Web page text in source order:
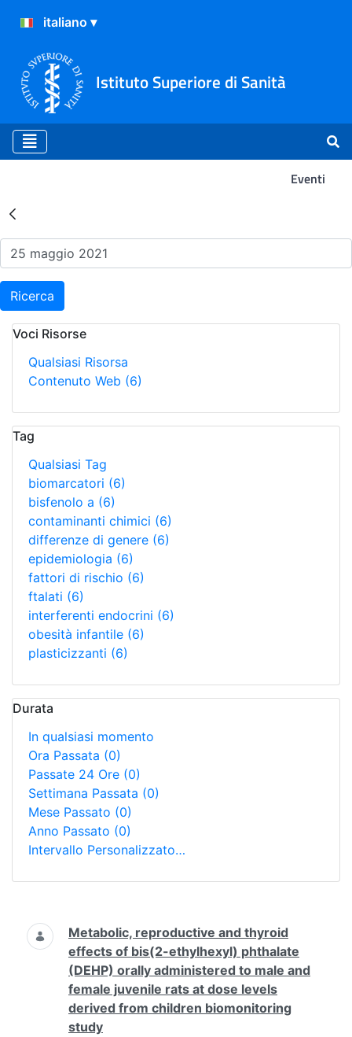
Istituto Superiore di Sanità
Eventi
Risultati della Ricerca -
Ricerca
Voci Risorse
Qualsiasi Risorsa
Contenuto Web (6)
Tag
Qualsiasi Tag
biomarcatori (6)
bisfenolo a (6)
contaminanti chimici (6)
differenze di genere (6)
epidemiologia (6)
fattori di rischio (6)
ftalati (6)
interferenti endocrini (6)
obesità infantile (6)
plasticizzanti (6)
Durata
In qualsiasi momento
Ora Passata (0)
Passate 24 Ore (0)
Settimana Passata (0)
Mese Passato (0)
Anno Passato (0)
Intervallo Personalizzato…
Ricerca
Metabolic, reproductive and thyroid
effects of bis(2-ethylhexyl) phthalate
(DEHP) orally administered to male and
female juvenile rats at dose levels
derived from children biomonitoring
study